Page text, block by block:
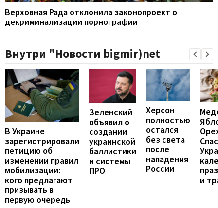
Верховная Рада отклонила законопроект о
декриминализации порнографии
Внутри "Новости bigmir)net
В Украине
зарегистрировали
петицию об
изменении правил
мобилизации:
кого предлагают
призывать в
первую очередь
Зеленский
объявил о
создании
украинской
баллистики
и системы
ПРО
Херсон
полностью
остался
без света
после
нападения
России
и